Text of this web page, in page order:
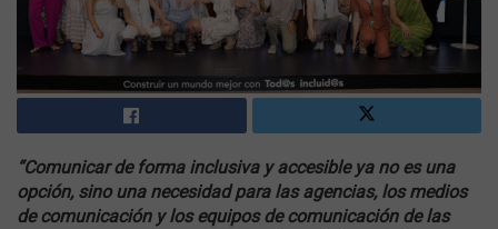
“Comunicar de forma inclusiva y accesible ya no es una
opción, sino una necesidad para las agencias, los medios
de comunicación y los equipos de comunicación de las